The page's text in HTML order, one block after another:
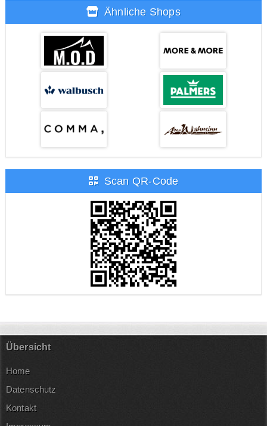
Ähnliche Shops
Scan QR-Code
Übersicht
Home
Datenschutz
Kontakt